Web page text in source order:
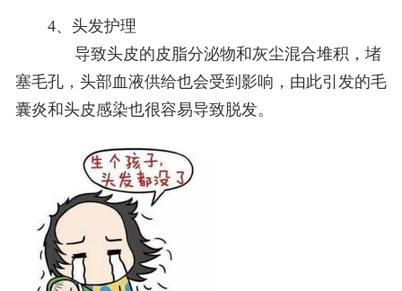
4、头发护理
导致头皮的皮脂分泌物和灰尘混合堆积，堵
塞毛孔，头部血液供给也会受到影响，由此引发的毛
囊炎和头皮感染也很容易导致脱发。